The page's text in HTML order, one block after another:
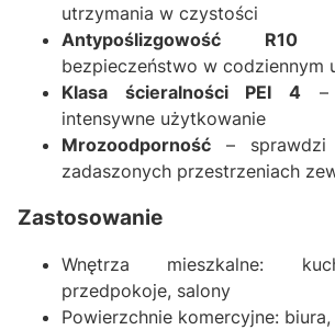
utrzymania w czystości
Antypoślizgowość R10–
bezpieczeństwo w codziennym
Klasa ścieralności PEI 4 –
intensywne użytkowanie
Mrozoodporność –
zadaszonych przestrzeniach
Zastosowanie
Wnętrza mieszkalne:
przedpokoje, salony
Powierzchnie komercyjne: biura,